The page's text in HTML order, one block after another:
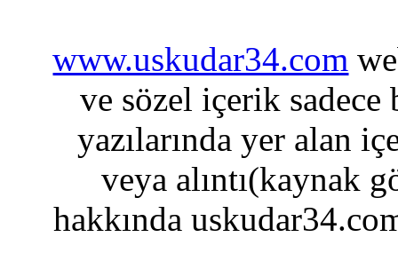
www.uskudar34.com
ve sözel içerik sadece
yazılarında yer alan
veya alıntı(kaynak
hakkında